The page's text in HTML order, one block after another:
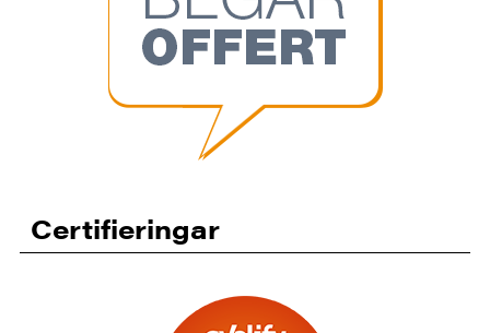
Certifieringar